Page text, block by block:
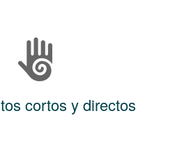
cortos y directos